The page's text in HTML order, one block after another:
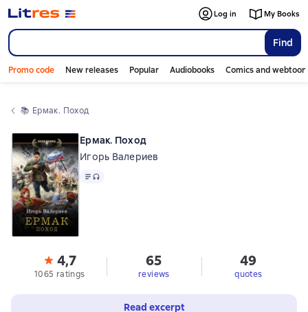
Find
Log in My Books
Promo code New releases Popular Audiobooks Comics and
📚 Ермак. Поход
Ермак. Поход
Игорь Валериев
Text, audio format available
4,7
1065 ratings
65
reviews
49
quotes
Read excerpt